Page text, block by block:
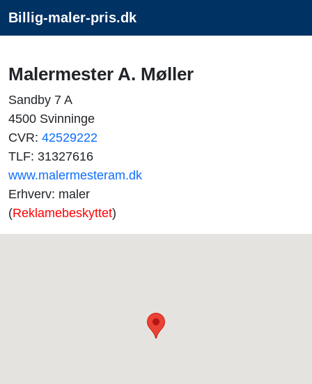
Billig-maler-pris.dk
Malermester A. Møller
Sandby 7 A
4500 Svinninge
CVR: 42529222
TLF: 31327616
www.malermesteram.dk
Erhverv: maler
(Reklamebeskyttet)